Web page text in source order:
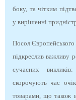
боку, та чітким
у вирішенні
Посол
підкреслив важливу
сучасних
скорочують час
товарами, що також